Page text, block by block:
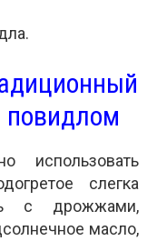
повидлом
использовать
слегка
с дрожжами,
масло,